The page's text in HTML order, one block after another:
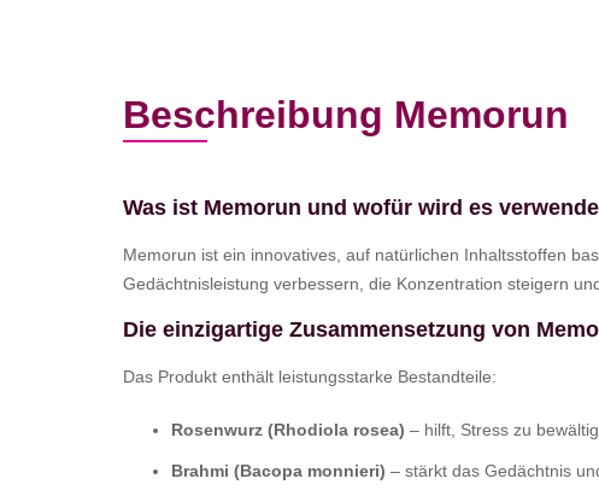
Beschreibung Memorun
Was ist Memorun und wofür wird es
Memorun ist ein innovatives, auf natürlichen Inhaltsstoffen
Gedächtnisleistung verbessern, die Konzentration steigern
Die einzigartige Zusammensetzung von
Das Produkt enthält leistungsstarke Bestandteile:
Rosenwurz (Rhodiola rosea) – hilft, Stress zu
Brahmi (Bacopa monnieri) – stärkt das Gedächtnis